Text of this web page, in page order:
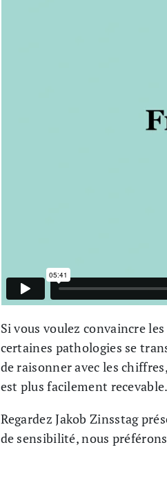
Si vous voulez convaincre
certaines pathologies se
de raisonner avec les
est plus facilement recevable.
Regardez Jakob Zinsstag
de sensibilité, nous